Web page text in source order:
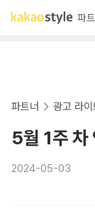
파트너 광고 라이
5월 1주 차
2024-05-03